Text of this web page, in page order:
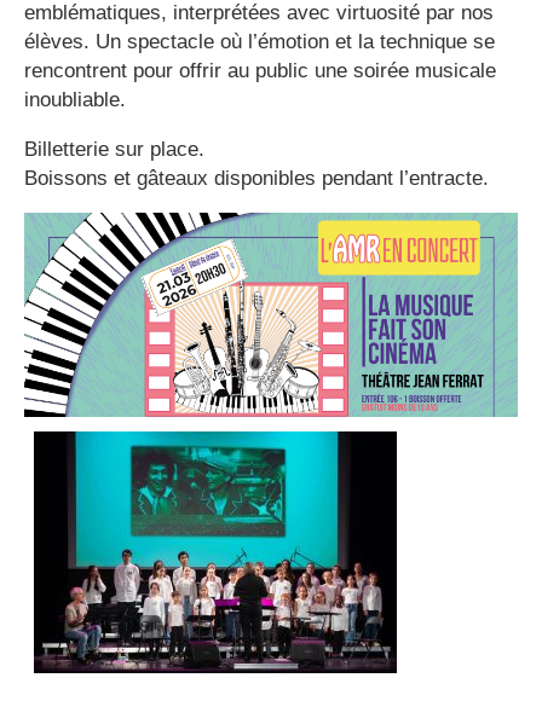
emblématiques, interprétées avec virtuosité par nos
élèves. Un spectacle où l’émotion et la technique se
rencontrent pour offrir au public une soirée musicale
inoubliable.
Billetterie sur place.
Boissons et gâteaux disponibles pendant l’entracte.